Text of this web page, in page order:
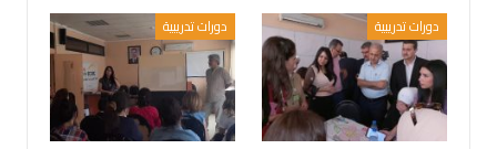
دورات تدريبية دورات تدريبية